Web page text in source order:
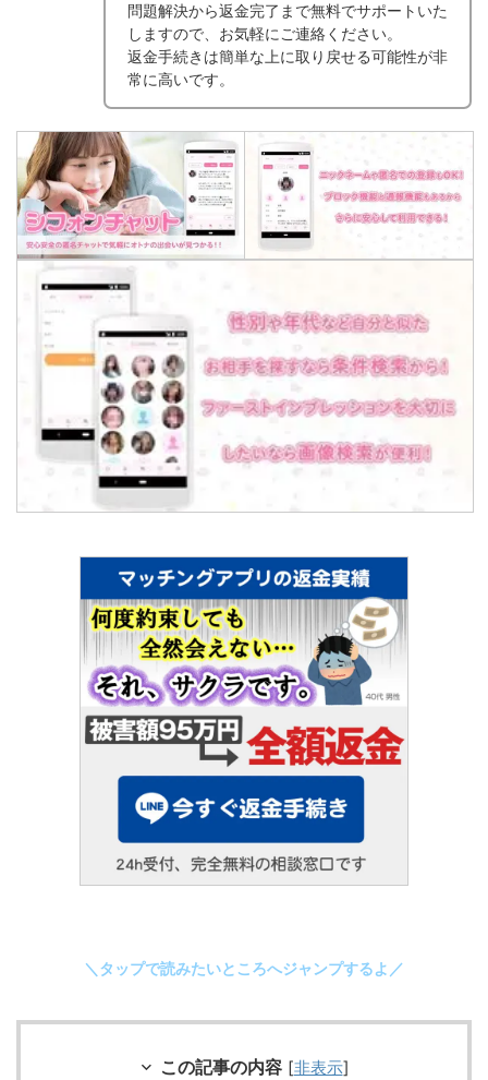
問題解決から返金完了まで無料でサポートいた
しますので、お気軽にご連絡ください。
返金手続きは簡単な上に取り戻せる可能性が非
常に高いです。
＼タップで読みたいところへジャンプするよ／
この記事の内容 [非表示]